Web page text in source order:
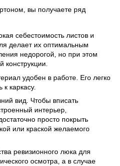
вы получаете ряд
себестоимость листов и
делает их оптимальным
недорогой, но при этом
конструкции.
удобен в работе. Его легко
каркасу.
вид. Чтобы вписать
интерьер,
просто покрыть
или краской желаемого
ревизионного люка для
осмотра, а в случае